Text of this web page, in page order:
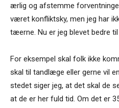
ærlig og afstemme
været konfliktsky, men jeg har
tæerne. Nu er jeg blevet bedre
For eksempel skal folk ikke
skal til tandlæge eller gerne vil
stedet siger jeg, at det skal de
at de er her fuld tid. Om det er